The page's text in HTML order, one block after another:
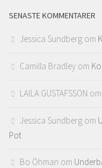
SENASTE KOMMENTARER
Jessica Sundberg om
Camilla Bradley om
LAILA GUSTAFSSON om
Jessica Sundberg om
Pot
Bo Öhman om